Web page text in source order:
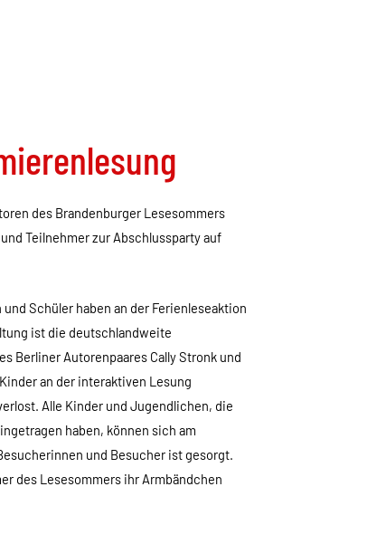
des Brandenburger Lesesommers
Teilnehmer zur Abschlussparty auf
Schüler haben an der Ferienleseaktion
ist die deutschlandweite
Berliner Autorenpaares Cally Stronk und
an der interaktiven Lesung
Alle Kinder und Jugendlichen, die
haben, können sich am
und Besucher ist gesorgt.
des Lesesommers ihr Armbändchen